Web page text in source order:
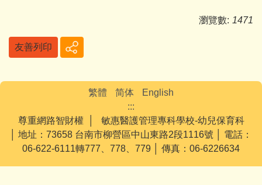
瀏覽數: 1471
友善列印
繁體 简体
English
:::
尊重網路智財權 │ 敏惠醫護管理專科學校-幼兒保育科
│ 地址：73658 台南市柳營區中山東路2段1116號 │ 電話：
06-622-6111轉777、778、779 │ 傳真：06-6226634